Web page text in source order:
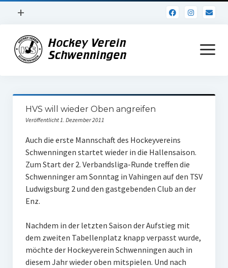
Menü
+
Impressum
Datenschutz
Menü
öffnen
Verein
Daten und Fakten
Vereinsheim
Hockey Shirts
FSJ Stelle
W U16
W U12
HVS will wieder Oben angreifen
Veröffentlicht 1. Dezember 2011
Auch die erste Mannschaft des Hockeyvereins
Schwenningen startet wieder in die Hallensaison.
Zum Start der 2. Verbandsliga-Runde treffen die
Schwenninger am Sonntag in Vahingen auf den TSV
Ludwigsburg 2 und den gastgebenden Club an der
Enz.
Nachdem in der letzten Saison der Aufstieg mit
dem zweiten Tabellenplatz knapp verpasst wurde,
möchte der Hockeyverein Schwenningen auch in
diesem Jahr wieder oben mitspielen. Und nach